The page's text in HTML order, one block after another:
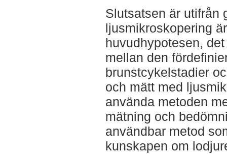
Slutsatsen är utifrån
ljusmikroskopering
huvudhypotesen,
mellan den
brunstcykelstadier
och mätt med
använda metoden
mätning och
användbar metod
kunskapen om